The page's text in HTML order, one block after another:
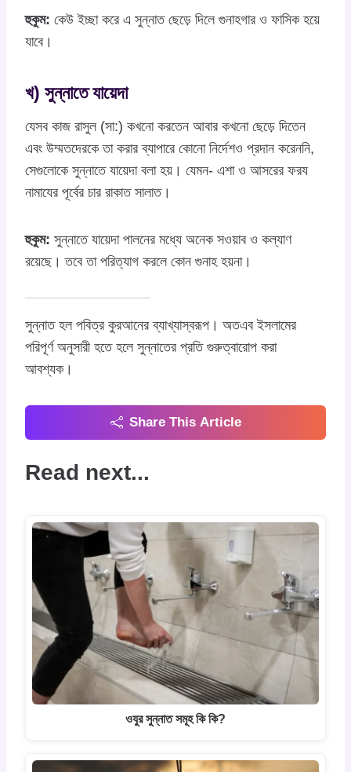
হুকুম: কেউ ইচ্ছা করে এ সুন্নাত ছেড়ে দিলে গুনাহগার ও ফাসিক হয়ে
যাবে।
খ) সুন্নাতে যায়েদা
যেসব কাজ রাসুল (সা:) কখনো করতেন আবার কখনো ছেড়ে দিতেন
এবং উম্মতদেরকে তা করার ব্যাপারে কোনো নির্দেশও প্রদান করেননি,
সেগুলোকে সুন্নাতে যায়েদা বলা হয়। যেমন- এশা ও আসরের ফরয
নামাযের পূর্বের চার রাকাত সালাত।
হুকুম: সুন্নাতে যায়েদা পালনের মধ্যে অনেক সওয়াব ও কল্যাণ
রয়েছে। তবে তা পরিত্যাগ করলে কোন গুনাহ হয়না।
সুন্নাত হল পবিত্র কুরআনের ব্যাখ্যাস্বরূপ। অতএব ইসলামের
পরিপূর্ণ অনুসারী হতে হলে সুন্নাতের প্রতি গুরুত্বারোপ করা
আবশ্যক।
Share This Article
Read next...
ওযুর সুন্নাত সমূহ কি কি?